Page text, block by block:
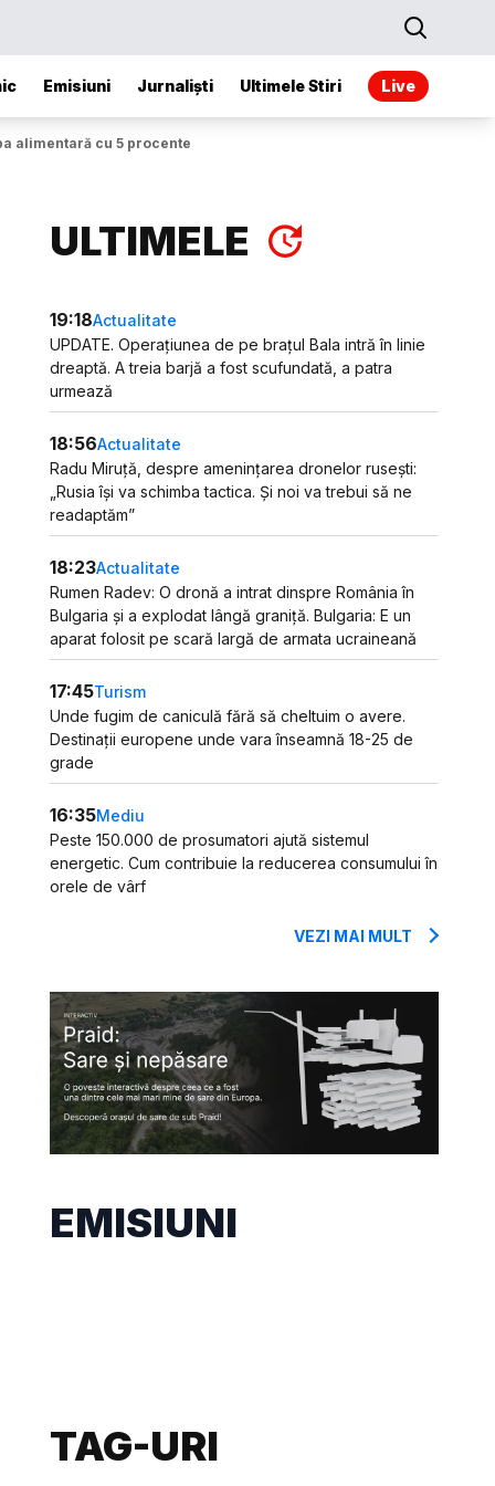
Emisiuni Jurnaliști Ultimele Stiri Live
alimentară cu 5 procente
ULTIMELE
19:18Actualitate
UPDATE. Operațiunea de pe brațul Bala intră în linie
dreaptă. A treia barjă a fost scufundată, a patra
urmează
18:56Actualitate
Radu Miruță, despre amenințarea dronelor rusești:
„Rusia își va schimba tactica. Și noi va trebui să ne
readaptăm”
18:23Actualitate
Rumen Radev: O dronă a intrat dinspre România în
Bulgaria și a explodat lângă graniță. Bulgaria: E un
aparat folosit pe scară largă de armata ucraineană
17:45Turism
Unde fugim de caniculă fără să cheltuim o avere.
Destinații europene unde vara înseamnă 18-25 de
grade
16:35Mediu
Peste 150.000 de prosumatori ajută sistemul
energetic. Cum contribuie la reducerea consumului în
orele de vârf
VEZI MAI MULT
EMISIUNI
TAG-URI